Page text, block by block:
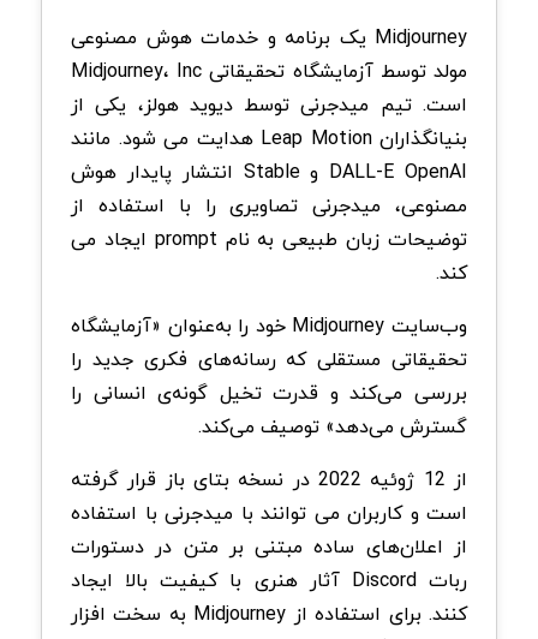
Midjourney یک برنامه و خدمات هوش مصنوعی
مولد توسط آزمایشگاه تحقیقاتی Midjourney، Inc
است. تیم میدجرنی توسط دیوید هولز، یکی از
بنیانگذاران Leap Motion هدایت می شود. مانند
DALL-E OpenAI و Stable انتشار پایدار هوش
مصنوعی، میدجرنی تصاویری را با استفاده از
توضیحات زبان طبیعی به نام prompt ایجاد می
کند.
وب‌سایت Midjourney خود را به‌عنوان «آزمایشگاه
تحقیقاتی مستقلی که رسانه‌های فکری جدید را
بررسی می‌کند و قدرت تخیل گونه‌ی انسانی را
گسترش می‌دهد» توصیف می‌کند.
از 12 ژوئیه 2022 در نسخه بتای باز قرار گرفته
است و کاربران می توانند با میدجرنی با استفاده
از اعلان‌های ساده مبتنی بر متن در دستورات
ربات Discord آثار هنری با کیفیت بالا ایجاد
کنند. برای استفاده از Midjourney به سخت افزار